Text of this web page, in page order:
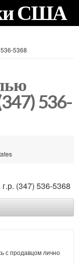
США
5368
536-
(347) 536-5368
с продавцом лично